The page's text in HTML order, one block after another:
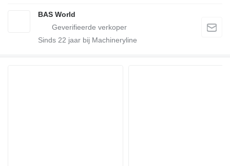
BAS World
Sinds 22 jaar bij Machineryline